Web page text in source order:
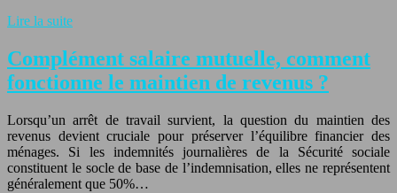
Lire la suite
Complément salaire mutuelle, comment
fonctionne le maintien de revenus ?
Lorsqu’un arrêt de travail survient, la question du maintien des
revenus devient cruciale pour préserver l’équilibre financier des
ménages. Si les indemnités journalières de la Sécurité sociale
constituent le socle de base de l’indemnisation, elles ne représentent
généralement que 50%…